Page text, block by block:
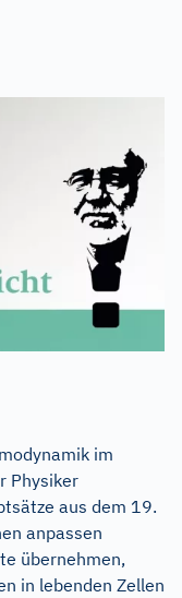
im
Physiker
aus dem 19.
anpassen
übernehmen,
in lebenden Zellen